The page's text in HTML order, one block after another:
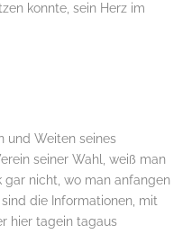
konnte, sein Herz im
und Weiten seines
seiner Wahl, weiß man
nicht, wo man anfangen
die Informationen, mit
hier tagein tagaus